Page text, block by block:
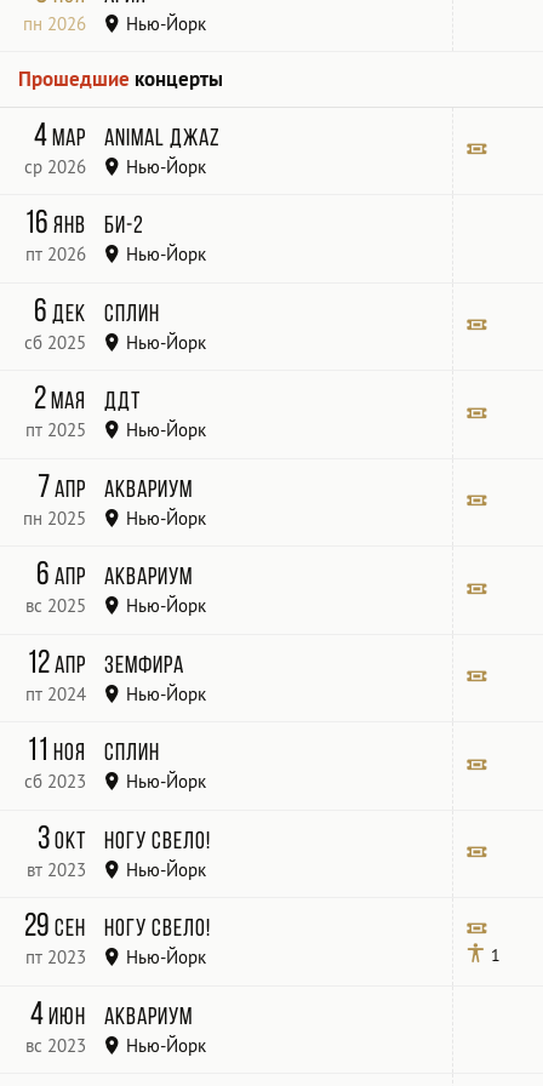
пн 2026 Нью-Йорк
Oceana Theater
Прошедшие концерты
4мар
ср 2026
Animal ДжаZ
Нью-Йорк
SKY WISE
16янв
пт 2026
Би-2
Нью-Йорк
Terminal 5
6дек
сб 2025
Сплин
Нью-Йорк
Melrose Ballroom
2мая
пт 2025
ДДТ
Нью-Йорк
The Theater at Madison Square Garden -
7апр
пн 2025
Аквариум
Нью-Йорк
The Cutting Room
6апр
вс 2025
Аквариум
Нью-Йорк
Sony Hall
12апр
пт 2024
Земфира
Нью-Йорк
The Theaterat Madison Square Garden
11ноя
сб 2023
Сплин
Нью-Йорк
Melrose Ballroom
3окт
вт 2023
Ногу свело!
Нью-Йорк
The Cutting Room 44 E 32nd St Билет
29сен
пт 2023
Ногу свело!
Нью-Йорк 1
The Cutting Room 44 E 32nd St
4июн
вс 2023
Аквариум
Нью-Йорк